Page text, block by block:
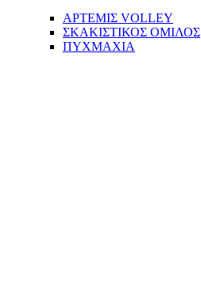
ΑΡΤΕΜΙΣ VOLLEΥ
ΣΚΑΚΙΣΤΙΚΟΣ ΟΜΙΛΟΣ
ΠΥΧΜΑΧΙΑ